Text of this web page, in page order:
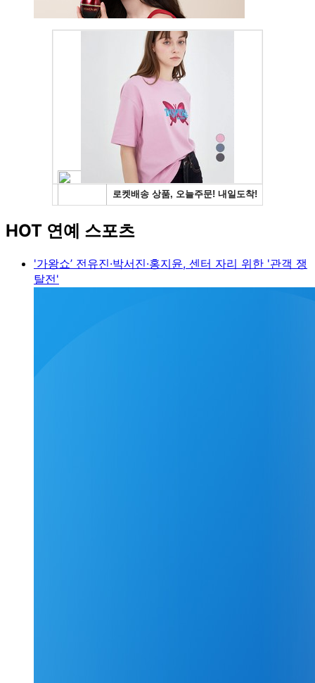
HOT 연예 스포츠
'가왕쇼’ 전유진·박서진·홍지윤, 센터 자리 위한 '관객 쟁
탈전'